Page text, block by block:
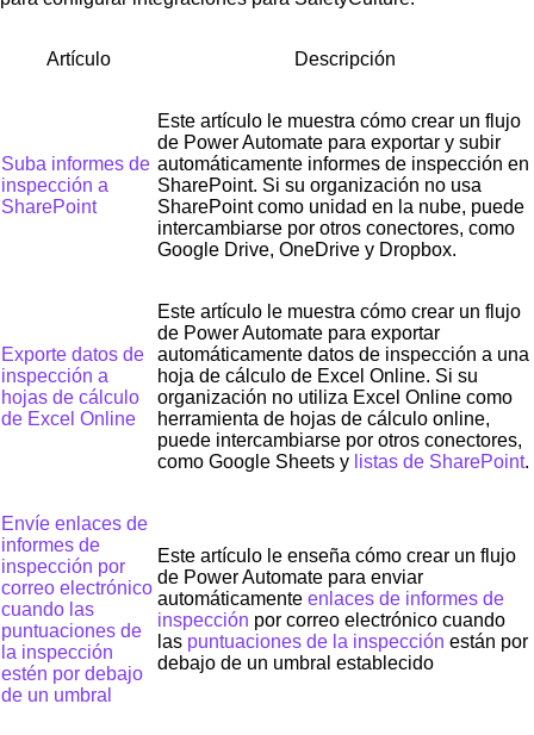
Artículo Descripción
Suba informes de
inspección a
SharePoint
Este artículo le muestra cómo crear un flujo
de Power Automate para exportar y subir
automáticamente informes de inspección en
SharePoint. Si su organización no usa
SharePoint como unidad en la nube, puede
intercambiarse por otros conectores, como
Google Drive, OneDrive y Dropbox.
Exporte datos de
inspección a
hojas de cálculo
de Excel Online
Este artículo le muestra cómo crear un flujo
de Power Automate para exportar
automáticamente datos de inspección a una
hoja de cálculo de Excel Online. Si su
organización no utiliza Excel Online como
herramienta de hojas de cálculo online,
puede intercambiarse por otros conectores,
como Google Sheets y listas de SharePoint.
Envíe enlaces de
informes de
inspección por
correo electrónico
cuando las
puntuaciones de
la inspección
estén por debajo
de un umbral
Este artículo le enseña cómo crear un flujo
de Power Automate para enviar
automáticamente enlaces de informes de
inspección por correo electrónico cuando
las puntuaciones de la inspección están por
debajo de un umbral establecido